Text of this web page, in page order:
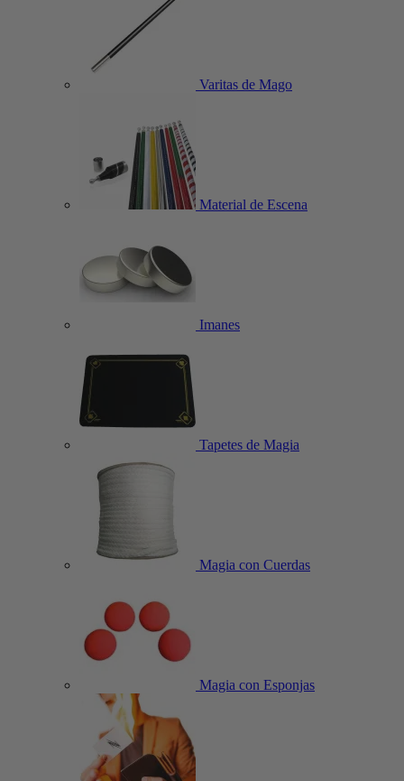
Varitas de Mago
Material de Escena
Imanes
Tapetes de Magia
Magia con Cuerdas
Magia con Esponjas